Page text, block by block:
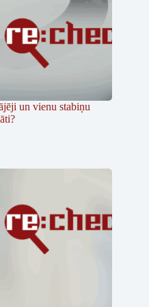
un vienu stabiņu